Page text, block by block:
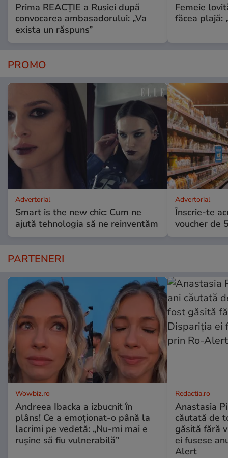
Prima REACȚIE a Rusiei după
convocarea ambasadorului: „Va
exista un răspuns”
Femeie
făcea plajă:
PROMO
Advertorial
Smart is the new chic: Cum ne
ajută tehnologia să ne reinventăm
Advertorial
Înscrie-te
voucher de
PARTENERI
Wowbiz.ro
Andreea Ibacka a izbucnit în
plâns! Ce a emoționat-o până la
lacrimi pe vedetă: „Nu-mi mai e
rușine să fiu vulnerabilă”
Redactia.ro
Anastasia
căutată de
găsită fără
ei fusese
Alert